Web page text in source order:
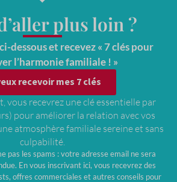
plus loin ?
dessous et recevez « 7 clés pour
l’harmonie familiale ! »
recevoir mes 7 clés
vous recevrez une clé essentielle par
pour améliorer la relation avec vos
atmosphère familiale sereine et sans
culpabilité.
pas les spams : votre adresse email ne sera
En vous inscrivant ici, vous recevrez des
offres commerciales et autres conseils pour